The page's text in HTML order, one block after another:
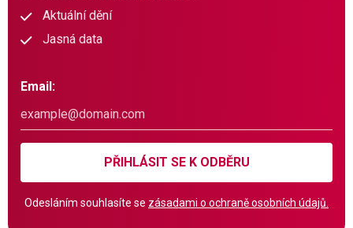
Aktuální dění
Jasná data
Email:
PŘIHLÁSIT SE K ODBĚRU
Odesláním souhlasíte se zásadami o ochraně osobních údajů.